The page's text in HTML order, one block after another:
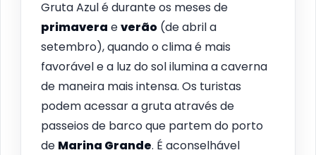
Gruta Azul é durante os meses de
primavera everão (de abril a
setembro), quando o clima é mais
favorável e a luz do sol ilumina a caverna
de maneira mais intensa. Os turistas
podem acessar a gruta através de
passeios de barco que partem do porto
de Marina Grande. É aconselhável